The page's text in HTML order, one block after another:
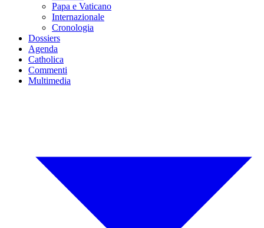
Papa e Vaticano
Internazionale
Cronologia
Dossiers
Agenda
Catholica
Commenti
Multimedia